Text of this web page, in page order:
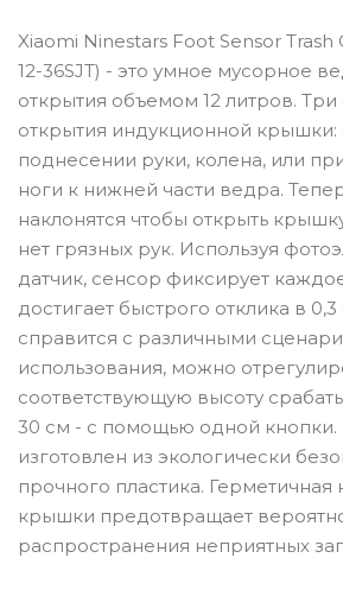
Xiaomi Ninestars Foot Sensor Trash
12-36SJT) - это умное мусорное
открытия объемом 12 литров. Три
открытия индукционной крышки:
поднесении руки, колена, или
ноги к нижней части ведра.
наклонятся чтобы открыть
нет грязных рук. Используя
датчик, сенсор фиксирует
достигает быстрого отклика в
справится с различными
использования, можно
соответствующую высоту
30 см - с помощью одной кнопки.
изготовлен из экологически
прочного пластика. Герметичная
крышки предотвращает
распространения неприятных